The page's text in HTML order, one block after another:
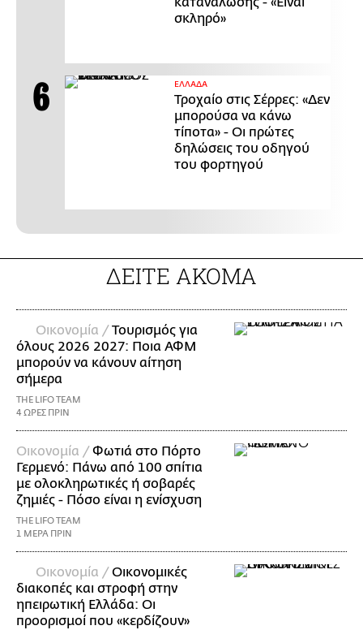
σκληρό»
ΕΛΛΑΔΑ
Τροχαίο στις Σέρρες: «Δεν
μπορούσα να κάνω
τίποτα» - Οι πρώτες
δηλώσεις του οδηγού
του φορτηγού
ΔΕΙΤΕ ΑΚΟΜΑ
Οικονομία /Τουρισμός για
όλους 2026 2027: Ποια ΑΦΜ
μπορούν να κάνουν αίτηση
σήμερα
THE LIFO TEAM
4 ΩΡΕΣ ΠΡΙΝ
Οικονομία /Φωτιά στο Πόρτο
Γερμενό: Πάνω από 100 σπίτια
με ολοκληρωτικές ή σοβαρές
ζημιές - Πόσο είναι η ενίσχυση
THE LIFO TEAM
1 ΜΕΡΑ ΠΡΙΝ
Οικονομία /Οικονομικές
διακοπές και στροφή στην
ηπειρωτική Ελλάδα: Οι
προορισμοί που «κερδίζουν»